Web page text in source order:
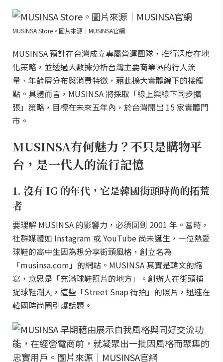
MUSINSA Store。圖片來源｜MUSINSA官網
MUSINSA 預計在台灣成立專屬營運團隊，推行深度在地
化策略，並透過大數據分析台灣主要商業區的行人流
量、年齡層分布與消費特徵，藉此擴大實體線下的接觸
點。具體而言，MUSINSA 將採取「線上與線下同步擴
張」策略，目標在未來五年內，於台灣開出 15 家實體門
市。
MUSINSA有何魅力？不只是購物平
台，是一代人的流行記憶
1. 沒有 IG 的年代，它是韓國街頭時尚的拓荒
者
要理解 MUSINSA 的影響力，必須回到 2001 年。當時，
社群媒體如 Instagram 或 YouTube 尚未誕生，一位熱愛
球鞋的高中生因為想分享街頭風格，創立名為
「musinsa.com」的網站。MUSINSA 其實是韓文的縮
寫，意思是「充滿球鞋照片的地方」。創辦人在街頭捕
捉球鞋潮人，這些「Street Snap 街拍」的照片，迅速在
韓國時尚圈引爆話題。